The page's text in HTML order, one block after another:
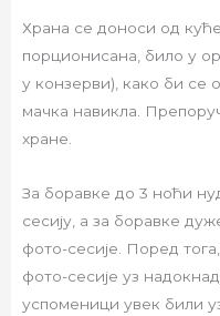
Храна се доноси од
порционисана, било у
у конзерви), како би се
мачка навикла.
хране.
За боравке до 3 ноћи
сесију, а за боравке
фото-сесије. Поред
фото-сесије уз
успоменици увек били